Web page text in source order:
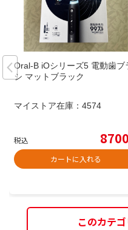
Oral-B iOシリーズ5 電動歯ブ
シ マットブラック
マイストア在庫： 4574
税込 8700
カートに入れる
このカテ